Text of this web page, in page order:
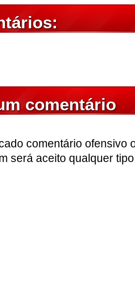
comentário
comentário ofensivo
será aceito qualquer